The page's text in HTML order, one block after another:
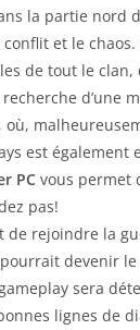
la partie nord
et le
de tout le
d’une
est également
PC vous permet
pas!
de rejoindre la
devenir
sera
lignes de